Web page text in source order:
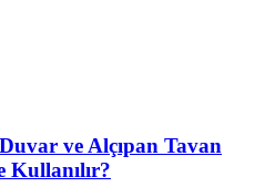
ve Alçıpan Tavan
Kullanılır?